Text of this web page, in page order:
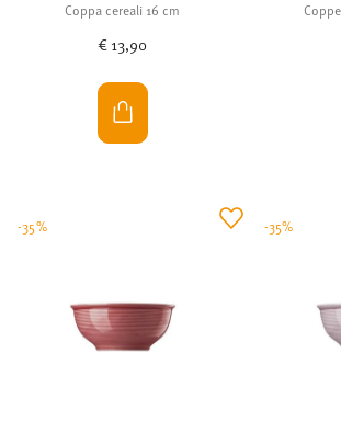
Coppa cereali 16 cm
€ 13,90
-35% -35%